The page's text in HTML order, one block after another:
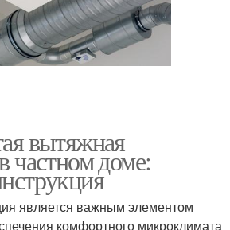
вытяжная
частном доме:
является важным элементом
комфортного микроклимата